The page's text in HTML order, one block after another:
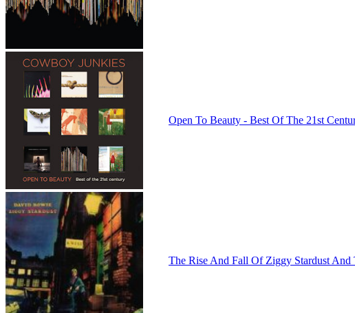
Open To Beauty - Best Of The 21st
The Rise And Fall Of Ziggy Stardust And